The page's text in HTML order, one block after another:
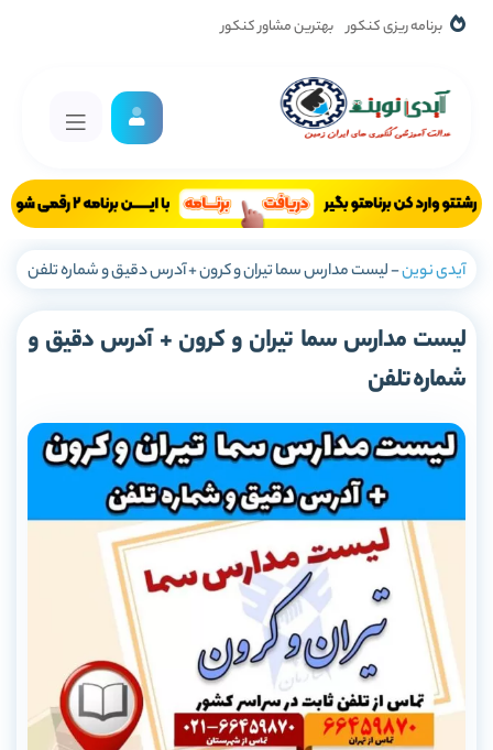
برنامه ریزی کنکور بهترین مشاور کنکور
آیدی نوین-لیست مدارس سما تیران و کرون + آدرس دقیق و شماره تلفن
لیست مدارس سما تیران و کرون + آدرس دقیق و
شماره تلفن